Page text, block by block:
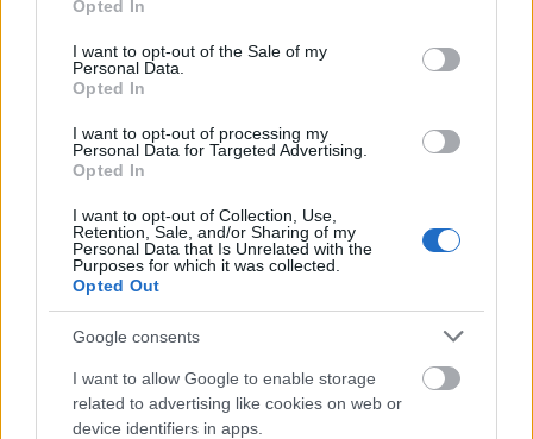
use your data for below specified purposes in below Google
consent section.
Opted In
I want to opt-out of the Sale of my
Personal Data.
Opted In
I want to opt-out of processing my
Personal Data for Targeted Advertising.
Opted In
I want to opt-out of Collection, Use,
Retention, Sale, and/or Sharing of my
Personal Data that Is Unrelated with the
Purposes for which it was collected.
Opted Out
Google consents
I want to allow Google to enable storage
related to advertising like cookies on web or
device identifiers in apps.
Szeptember 20-án jelenik meg az új Pearl Jam lemez
is játszottélőben, illetve most még egyet meg ...
Komoly, igényes munka – Ömlesztett
anyag #9
Magyar avantgárd extrém metál külföldi kiadónál.
Történelembuzi, Brian Molko-hangú dagi
progresszív indierock-zenekara. Kultgyanús finn
black ...
Bloc Party: Vége?